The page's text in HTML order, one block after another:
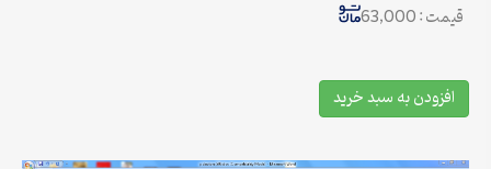
قیمت : 63,000
افزودن به سبد خرید